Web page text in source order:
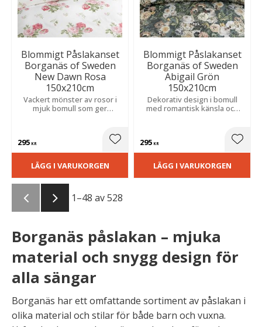
Blommigt Påslakanset
Borganäs of Sweden
New Dawn Rosa
150x210cm
Vackert mönster av rosor i
mjuk bomull som ger
295 KR Lägg till i favoriter
LÄGG I VARUKORGEN
Blommigt Påslakanset
Borganäs of Sweden
Abigail Grön
150x210cm
Dekorativ design i bomull
med romantisk känsla och
295 KR
LÄGG I VARUKORGEN
1–48 av528
Borganäs påslakan – mjuka
material och snygg design för
alla sängar
Borganäs har ett omfattande sortiment av påslakan i
olika material och stilar för både barn och vuxna.